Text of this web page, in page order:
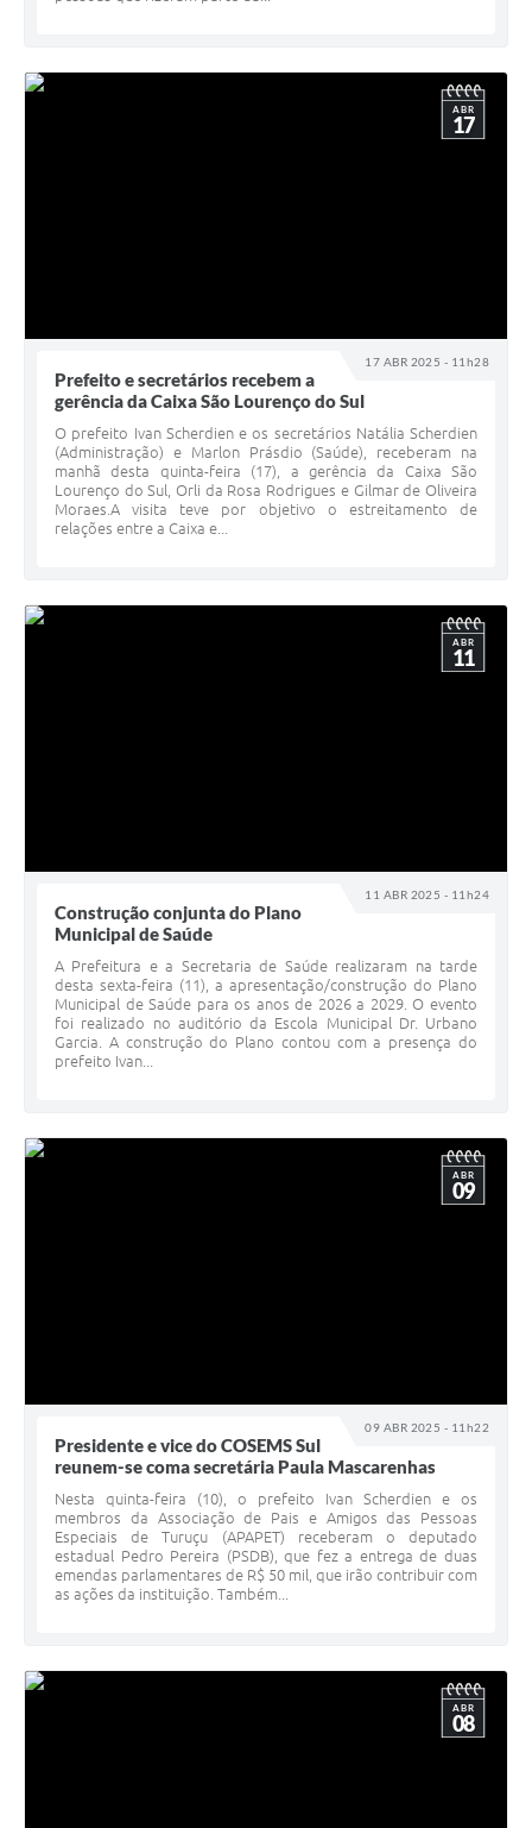
17 ABR 2025 - 11h28
ABR
17
Prefeito e secretários recebem a
gerência da Caixa São Lourenço do Sul
O prefeito Ivan Scherdien e os secretários Natália Scherdien
(Administração) e Marlon Prásdio (Saúde), receberam na
manhã desta quinta-feira (17), a gerência da Caixa São
Lourenço do Sul, Orli da Rosa Rodrigues e Gilmar de Oliveira
Moraes.A visita teve por objetivo o estreitamento de
relações entre a Caixa e...
11 ABR 2025 - 11h24
ABR
11
Construção conjunta do Plano
Municipal de Saúde
A Prefeitura e a Secretaria de Saúde realizaram na tarde
desta sexta-feira (11), a apresentação/construção do Plano
Municipal de Saúde para os anos de 2026 a 2029. O evento
foi realizado no auditório da Escola Municipal Dr. Urbano
Garcia. A construção do Plano contou com a presença do
prefeito Ivan...
09 ABR 2025 - 11h22
ABR
09
Presidente e vice do COSEMS Sul
reunem-se coma secretária Paula Mascarenhas
Nesta quinta-feira (10), o prefeito Ivan Scherdien e os
membros da Associação de Pais e Amigos das Pessoas
Especiais de Turuçu (APAPET) receberam o deputado
estadual Pedro Pereira (PSDB), que fez a entrega de duas
emendas parlamentares de R$ 50 mil, que irão contribuir com
as ações da instituição. Também...
ABR
08